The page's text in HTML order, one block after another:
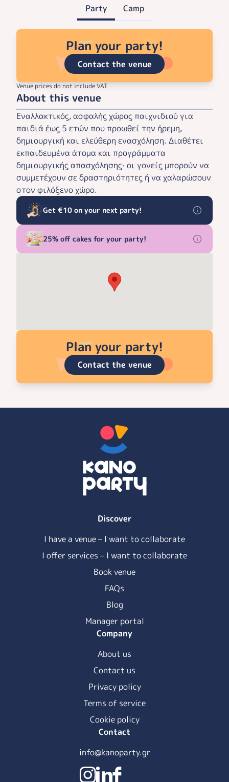
Party Camp
Plan your party!
Contact the venue
Venue prices do not include VAT
About this venue
Εναλλακτικός, ασφαλής χώρος παιχνιδιού για
παιδιά έως 5 ετών που προωθεί την ήρεμη,
δημιουργική και ελεύθερη ενασχόληση. Διαθέτει
εκπαιδευμένα άτομα και προγράμματα
δημιουργικής απασχόλησης· οι γονείς μπορούν να
συμμετέχουν σε δραστηριότητες ή να χαλαρώσουν
στον φιλόξενο χώρο.
Get €10 on your next party!
25% off cakes for your party!
Plan your party!
Contact the venue
Discover
I have a venue – I want to collaborate
I offer services – I want to collaborate
Book venue
FAQs
Blog
Manager portal
Company
About us
Contact us
Privacy policy
Terms of service
Cookie policy
Contact
info@kanoparty.gr